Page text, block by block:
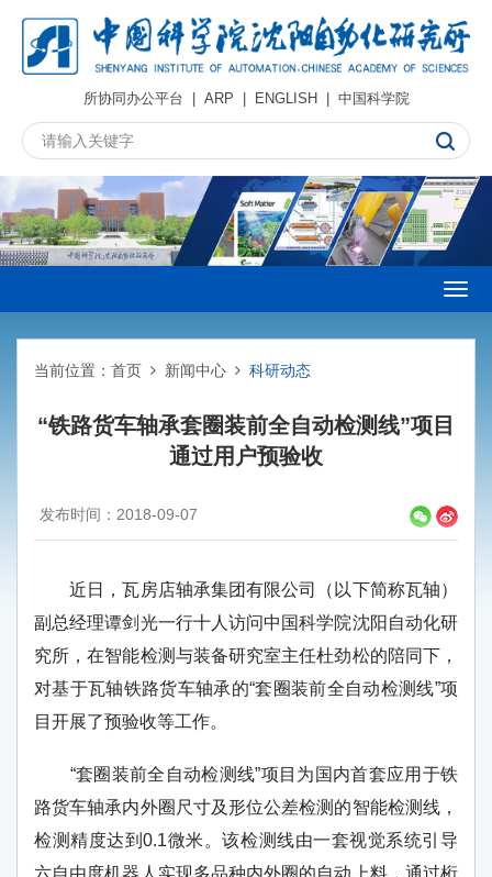
所协同办公平台 | ARP | ENGLISH| 中国科学院
当前位置： 首页 新闻中心 科研动态
“铁路货车轴承套圈装前全自动检测线”项目
通过用户预验收
发布时间：2018-09-07
近日，瓦房店轴承集团有限公司（以下简称瓦轴）
副总经理谭剑光一行十人访问中国科学院沈阳自动化研
究所，在智能检测与装备研究室主任杜劲松的陪同下，
对基于瓦轴铁路货车轴承的“套圈装前全自动检测线”项
目开展了预验收等工作。
“套圈装前全自动检测线”项目为国内首套应用于铁
路货车轴承内外圈尺寸及形位公差检测的智能检测线，
检测精度达到0.1微米。该检测线由一套视觉系统引导